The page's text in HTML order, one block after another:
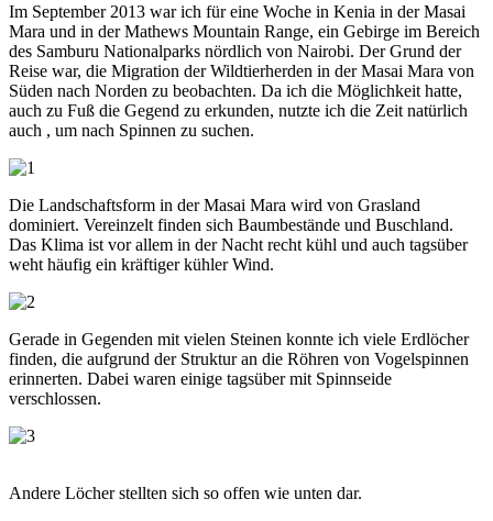
Im September 2013 war ich für eine Woche in Kenia in der Masai
Mara und in der Mathews Mountain Range, ein Gebirge im Bereich
des Samburu Nationalparks nördlich von Nairobi. Der Grund der
Reise war, die Migration der Wildtierherden in der Masai Mara von
Süden nach Norden zu beobachten. Da ich die Möglichkeit hatte,
auch zu Fuß die Gegend zu erkunden, nutzte ich die Zeit natürlich
auch , um nach Spinnen zu suchen.
Die Landschaftsform in der Masai Mara wird von Grasland
dominiert. Vereinzelt finden sich Baumbestände und Buschland.
Das Klima ist vor allem in der Nacht recht kühl und auch tagsüber
weht häufig ein kräftiger kühler Wind.
Gerade in Gegenden mit vielen Steinen konnte ich viele Erdlöcher
finden, die aufgrund der Struktur an die Röhren von Vogelspinnen
erinnerten. Dabei waren einige tagsüber mit Spinnseide
verschlossen.
Andere Löcher stellten sich so offen wie unten dar.